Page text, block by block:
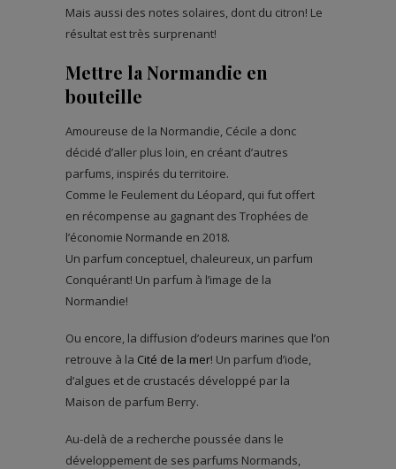
Mais aussi des notes solaires, dont du citron! Le
résultat est très surprenant!
Mettre la Normandie en
bouteille
Amoureuse de la Normandie, Cécile a donc
décidé d’aller plus loin, en créant d’autres
parfums, inspirés du territoire.
Comme le Feulement du Léopard, qui fut offert
en récompense au gagnant des Trophées de
l’économie Normande en 2018.
Un parfum conceptuel, chaleureux, un parfum
Conquérant! Un parfum à l’image de la
Normandie!
Ou encore, la diffusion d’odeurs marines que l’on
retrouve à la Cité de la mer! Un parfum d’iode,
d’algues et de crustacés développé par la
Maison de parfum Berry.
Au-delà de a recherche poussée dans le
développement de ses parfums Normands,